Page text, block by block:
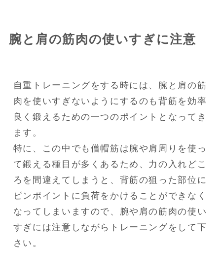
腕と肩の筋肉の使いすぎに注意
自重トレーニングをする時には、腕と肩の筋
肉を使いすぎないようにするのも背筋を効率
良く鍛えるための一つのポイントとなってき
ます。
特に、この中でも僧帽筋は腕や肩周りを使っ
て鍛える種目が多くあるため、力の入れどこ
ろを間違えてしまうと、背筋の狙った部位に
ピンポイントに負荷をかけることができなく
なってしまいますので、腕や肩の筋肉の使い
すぎには注意しながらトレーニングをして下
さい。